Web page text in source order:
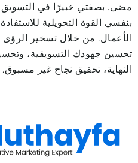
مضى. بصفتي خبيرًا في التسويق
بنفسي القوة التحويلية
الأعمال. من خلال تسخير الرؤى
تحسين جهودك التسويقية،
النهاية، تحقيق نجاح غير